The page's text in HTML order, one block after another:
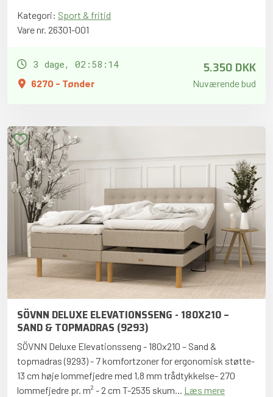
Kategori: Sport & fritid
Vare nr. 26301-001
3 dage, 02:58:13
6270 - Tønder
5.350 DKK
Nuværende bud
SÖVNN DELUXE ELEVATIONSSENG - 180X210 –
SAND & TOPMADRAS (9293)
SÖVNN Deluxe Elevationsseng - 180x210 – Sand &
topmadras (9293) - 7 komfortzoner for ergonomisk støtte-
13 cm høje lommefjedre med 1,8 mm trådtykkelse- 270
lommefjedre pr. m² - 2 cm T-2535 skum... Læs mere